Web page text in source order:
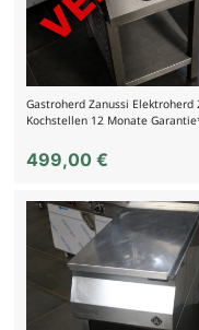
Gastroherd Zanussi Elektroherd
Kochstellen 12 Monate
499,00 €